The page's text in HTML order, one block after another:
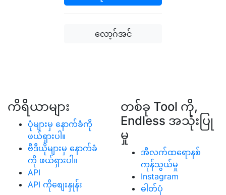
လော့ဂ်အင်
ကိရိယာများ
ပုံများမှ နောက်ခံကို
ဖယ်ရှားပါ။
ဗီဒီယိုများမှ နောက်ခံ
ကို ဖယ်ရှားပါ။
API
API ကိုစျေးနှုန်း
တစ်ခု Tool ကို,
Endless အသုံးပြု
မှု
အီလက်ထရောနစ်
ကုန်သွယ်မှု
Instagram
ဓါတ်ပုံ